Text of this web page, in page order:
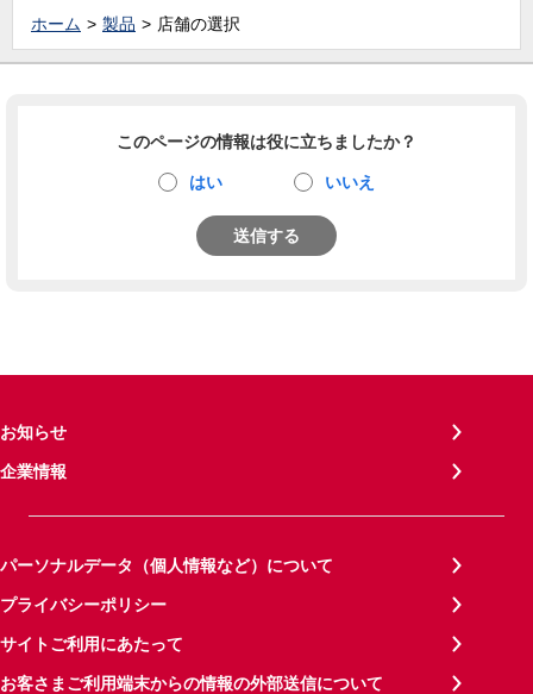
ホーム 製品 店舗の選択
このページの情報は役に立ちましたか？
はい いいえ
送信する
お知らせ
企業情報
パーソナルデータ（個人情報など）について
プライバシーポリシー
サイトご利用にあたって
お客さまご利用端末からの情報の外部送信について